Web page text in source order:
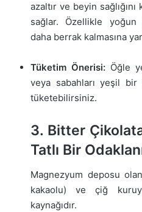
azaltır ve beyin
sağlar. Özellikle yoğun
daha berrak kalmasına
Tüketim Önerisi: Öğle
veya sabahları yeşil
tüketebilirsiniz.
3. Bitter
Tatlı Bir
Magnezyum deposu
kakaolu) ve çiğ
kaynağıdır.